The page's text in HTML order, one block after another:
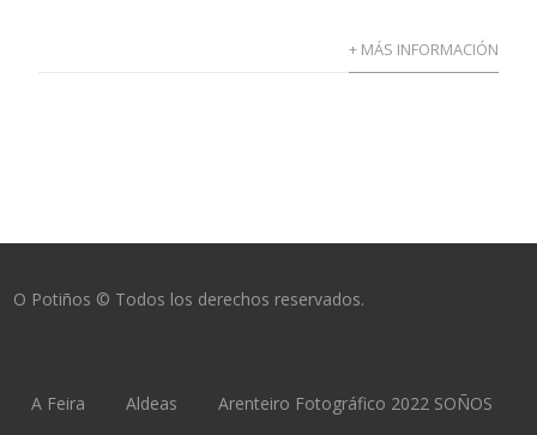
+ MÁS INFORMACIÓN
O Potiños © Todos los derechos reservados.
A Feira Aldeas Arenteiro Fotográfico 2022 SOÑOS